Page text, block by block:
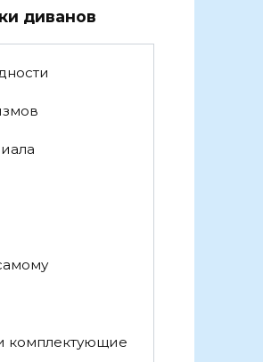
диванов
комплектующие